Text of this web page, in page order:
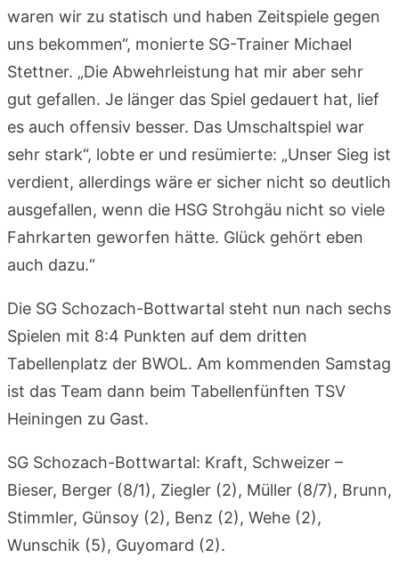
waren wir zu statisch und haben Zeitspiele gegen
uns bekommen“, monierte SG-Trainer Michael
Stettner. „Die Abwehrleistung hat mir aber sehr
gut gefallen. Je länger das Spiel gedauert hat, lief
es auch offensiv besser. Das Umschaltspiel war
sehr stark“, lobte er und resümierte: „Unser Sieg ist
verdient, allerdings wäre er sicher nicht so deutlich
ausgefallen, wenn die HSG Strohgäu nicht so viele
Fahrkarten geworfen hätte. Glück gehört eben
auch dazu.“
Die SG Schozach-Bottwartal steht nun nach sechs
Spielen mit 8:4 Punkten auf dem dritten
Tabellenplatz der BWOL. Am kommenden Samstag
ist das Team dann beim Tabellenfünften TSV
Heiningen zu Gast.
SG Schozach-Bottwartal: Kraft, Schweizer –
Bieser, Berger (8/1), Ziegler (2), Müller (8/7), Brunn,
Stimmler, Günsoy (2), Benz (2), Wehe (2),
Wunschik (5), Guyomard (2).